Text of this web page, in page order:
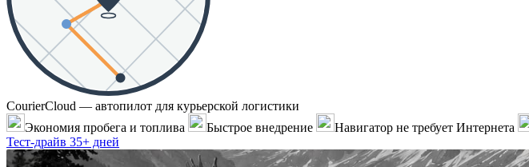
CourierCloud — автопилот для курьерской логистики
Экономия пробега и топлива
Быстрое внедрение Навигатор не требует Интернета
Тест-драйв 35+ дней